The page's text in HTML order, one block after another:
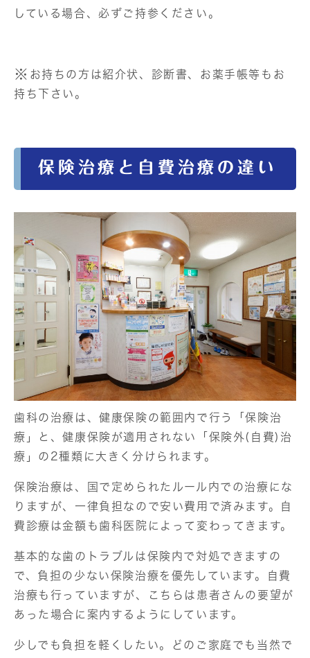
している場合、必ずご持参ください。
※ お持ちの方は紹介状、診断書、お薬手帳等もお
持ち下さい。
保険治療と自費治療の違い
歯科の治療は、健康保険の範囲内で行う「保険治
療」と、健康保険が適用されない「保険外(自費)治
療」の2種類に大きく分けられます。
保険治療は、国で定められたルール内での治療にな
りますが、一律負担なので安い費用で済みます。自
費診療は金額も歯科医院によって変わってきます。
基本的な歯のトラブルは保険内で対処できますの
で、負担の少ない保険治療を優先しています。自費
治療も行っていますが、こちらは患者さんの要望が
あった場合に案内するようにしています。
少しでも負担を軽くしたい。どのご家庭でも当然で